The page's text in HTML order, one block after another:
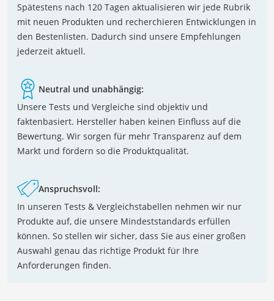
Spätestens nach 120 Tagen aktualisieren wir jede Rubrik
mit neuen Produkten und recherchieren Entwicklungen in
den Bestenlisten. Dadurch sind unsere Empfehlungen
jederzeit aktuell.
Neutral und unabhängig:
Unsere Tests und Vergleiche sind objektiv und
faktenbasiert. Hersteller haben keinen Einfluss auf die
Bewertung. Wir sorgen für mehr Transparenz auf dem
Markt und fördern so die Produktqualität.
Anspruchsvoll:
In unseren Tests & Vergleichstabellen nehmen wir nur
Produkte auf, die unsere Mindeststandards erfüllen
können. So stellen wir sicher, dass Sie aus einer großen
Auswahl genau das richtige Produkt für Ihre
Anforderungen finden.